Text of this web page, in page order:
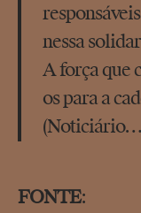
nessa
A força que
os para a
FONTE: